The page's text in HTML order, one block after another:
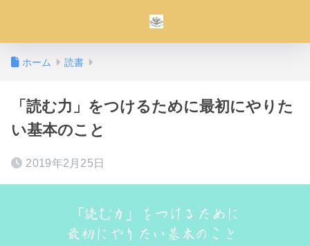
ホーム 読書
「読む力」をつけるために最初にやりた
い基本のこと
2019年2月25日